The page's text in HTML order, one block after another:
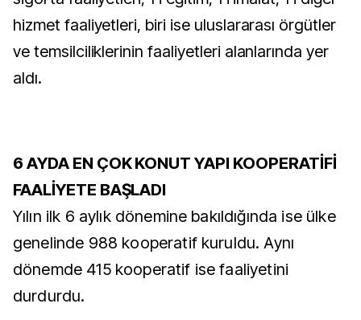
hizmet faaliyetleri, biri ise uluslararası örgütler
ve temsilciliklerinin faaliyetleri alanlarında yer
aldı.
6 AYDA EN ÇOK KONUT YAPI KOOPERATİFİ
FAALİYETE BAŞLADI
Yılın ilk 6 aylık dönemine bakıldığında ise ülke
genelinde 988 kooperatif kuruldu. Aynı
dönemde 415 kooperatif ise faaliyetini
durdurdu.